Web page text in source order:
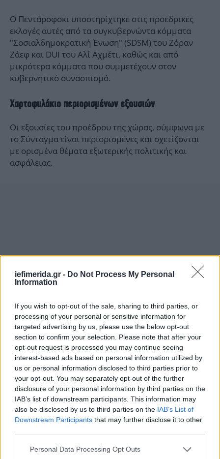
iefimerida.gr - Do Not Process My Personal
Information
If you wish to opt-out of the sale, sharing to third parties, or
processing of your personal or sensitive information for
targeted advertising by us, please use the below opt-out
section to confirm your selection. Please note that after your
opt-out request is processed you may continue seeing
interest-based ads based on personal information utilized by
us or personal information disclosed to third parties prior to
your opt-out. You may separately opt-out of the further
disclosure of your personal information by third parties on the
IAB’s list of downstream participants. This information may
also be disclosed by us to third parties on the IAB’s List of
Downstream Participants that may further disclose it to other
Please note that this website/app uses one or more Google
Personal Data Processing Opt Outs
Ο Πεντάροφσκι υποστηρίχτηκε στις προεδρικές
εκλογές αυτές από τα συγκυβερνώντα κόμματα
"Σοσιαλδημοκρατική Ένωση" (SDSM) του Ζόραν
Ζάεφ και DUI του Αλί Αχμέτι, καθώς και από
μικρότερα κόμματα που συμμετέχουν στον
κυβερνητικό συνασπισμό.
Χαρτοφυλάκιο περιορισμένων εξουσιών
Οι εξουσίες του προέδρου της χώρας, σύμφωνα με
το Σύνταγμα είναι περιορισμένες και σχετίζονται
με ορισμένα θέματα εξωτερικής πολιτικής και
ασφάλειας.